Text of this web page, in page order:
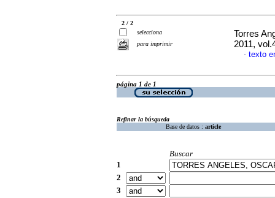
2 / 2
selecciona
para imprimir
Torres
2011,
· texto
página 1 de 1
Refinar la búsqueda
Base de datos : article
Buscar
1
2
3